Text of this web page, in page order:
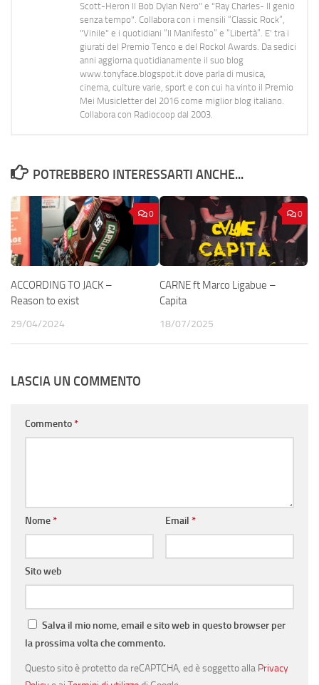
Scott-Heron Il Bob Dylan Nero" e "Ray Charles- Il genio
senza tempo". Collabora con i mensili “Classic Rock”,
"Vinile" e i quotidiani “Il Manifesto” e “Libertà”. E' tra i
giurati del Premio Tenco e del Rockol Awards. Da sedici
anni aggiorna quotidianamente il suo blog
www.tonyface.blogspot.it dove parla di musica,
cinema, culture varie, sport e con cui ha vinto il Premio
Mei Musicletter del 2016 come miglior blog italiano.
Collabora con Radiocoop dal 2003.
POTREBBERO INTERESSARTI ANCHE...
0
ACCORDING TO JACK –
Reason to exist
29/04/2024
0
CARNE ft Marco Ligabue –
Capita
18/07/2025
LASCIA UN COMMENTO
Commento*
Nome* Email *
Sito web
Salva il mio nome, email e sito web in questo browser per
la prossima volta che commento.
Questo sito è protetto da reCAPTCHA, ed è soggetto alla Privacy